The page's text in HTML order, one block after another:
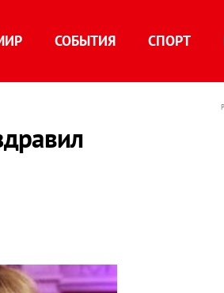
СОБЫТИЯ СПОРТ